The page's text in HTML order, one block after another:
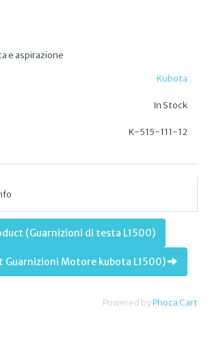
e aspirazione
Kubota
In Stock
K-515-111-12
(Guarnizioni di testa L1500)
Guarnizioni Motore kubota L1500)
Powered byPhoca Cart